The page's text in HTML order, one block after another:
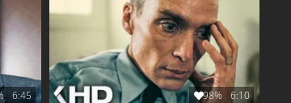
6:45 98% 6:10